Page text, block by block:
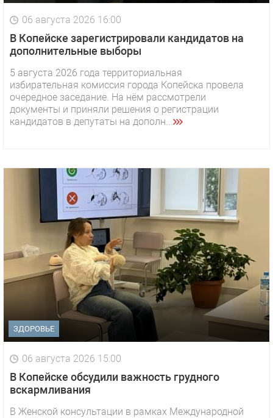
06 августа 2026 16:00
В Копейске зарегистрировали кандидатов на
дополнительные выборы
5 августа 2026 года территориальная
избирательная комиссия города Копейска провела
очередное заседание. На нём рассмотрели
документы и приняли решения о регистрации
кандидатов в депутаты на дополн...
ЗДОРОВЬЕ
06 августа 2026 15:00
В Копейске обсудили важность грудного
вскармливания
В Женской консультации в рамках Международной